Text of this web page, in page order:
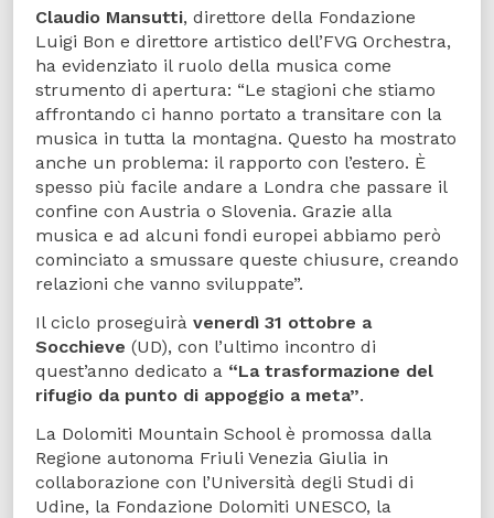
Claudio Mansutti, direttore della Fondazione
Luigi Bon e direttore artistico dell’FVG Orchestra,
ha evidenziato il ruolo della musica come
strumento di apertura: “Le stagioni che stiamo
affrontando ci hanno portato a transitare con la
musica in tutta la montagna. Questo ha mostrato
anche un problema: il rapporto con l’estero. È
spesso più facile andare a Londra che passare il
confine con Austria o Slovenia. Grazie alla
musica e ad alcuni fondi europei abbiamo però
cominciato a smussare queste chiusure, creando
relazioni che vanno sviluppate”.
Il ciclo proseguirà venerdì 31 ottobre a
Socchieve (UD), con l’ultimo incontro di
quest’anno dedicato a “La trasformazione del
rifugio da punto di appoggio a meta”.
La Dolomiti Mountain School è promossa dalla
Regione autonoma Friuli Venezia Giulia in
collaborazione con l’Università degli Studi di
Udine, la Fondazione Dolomiti UNESCO, la